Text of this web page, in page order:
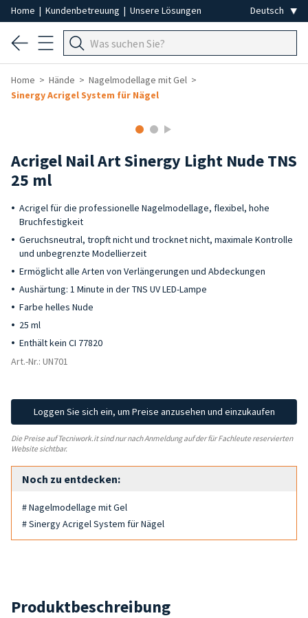
Home | Kundenbetreuung | Unsere Lösungen
Home Hände
Nagelmodellage mit Gel
Sinergy Acrigel System für Nägel
Acrigel Nail Art Sinergy Light Nude TNS
25 ml
Acrigel für die professionelle Nagelmodellage, flexibel, hohe
Bruchfestigkeit
Geruchsneutral, tropft nicht und trocknet nicht, maximale Kontrolle
und unbegrenzte Modellierzeit
Ermöglicht alle Arten von Verlängerungen und Abdeckungen
Aushärtung: 1 Minute in der TNS UV LED-Lampe
Farbe helles Nude
25 ml
Enthält kein CI 77820
Art.-Nr.: UN701
Loggen Sie sich ein, um Preise anzusehen und einzukaufen
Die Preise auf Tecniwork.it sind nur nach Anmeldung auf der für Fachleute reservierten
Website sichtbar.
Noch zu entdecken:
# Nagelmodellage mit Gel
# Sinergy Acrigel System für Nägel
Produktbeschreibung